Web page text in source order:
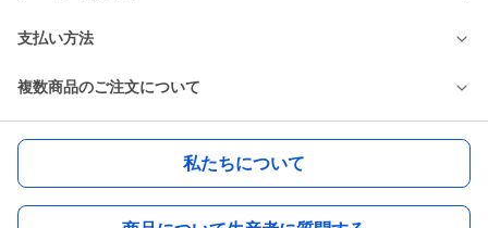
支払い方法
複数商品のご注文について
私たちについて